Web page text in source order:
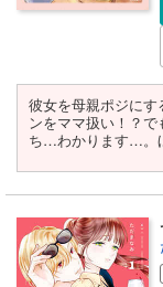
彼女を母親ポジに
ンをママ扱い！？
ち…わかります…。